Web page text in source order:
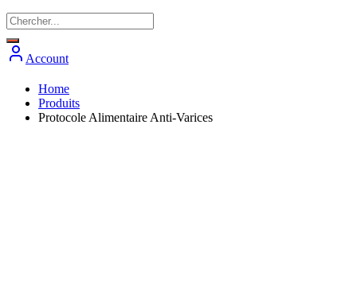
Account
Home
Produits
Protocole Alimentaire Anti-Varices